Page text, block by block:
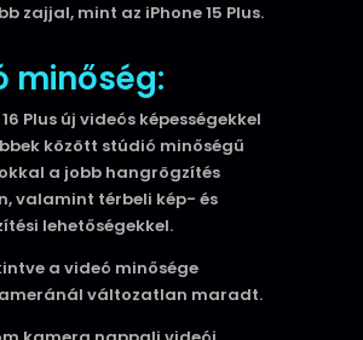
zajjal, mint az iPhone 15 Plus.
minőség:
Plus új videós képességekkel
között stúdió minőségű
a jobb hangrögzítés
valamint térbeli kép- és
lehetőségekkel.
a videó minősége
változatlan maradt.